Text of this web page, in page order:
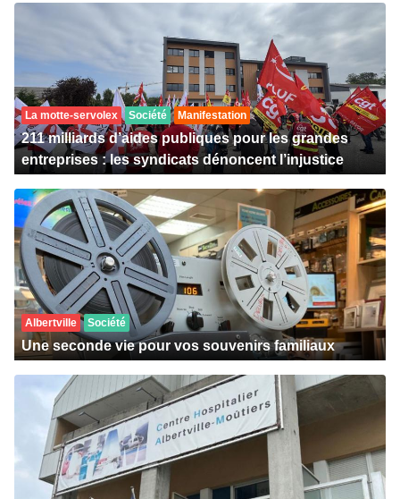
La motte-servolex Société Manifestation
211 milliards d’aides publiques pour les grandes
entreprises : les syndicats dénoncent l’injustice
Albertville Société
Une seconde vie pour vos souvenirs familiaux